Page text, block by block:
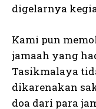
digelarnya
Kami pun
jamaah yang
Tasikmalaya
dikarenakan
doa dari para